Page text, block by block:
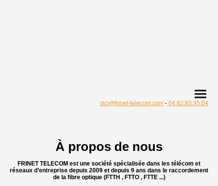
stcr@frinet-telecom.com - 04.82.83.95.04
À propos de nous
FRINET TELECOM est une société spécialisée dans les télécom et
réseaux d’entreprise depuis 2009 et depuis 9 ans dans le raccordement
de la fibre optique (FTTH , FTTO , FTTE ...)